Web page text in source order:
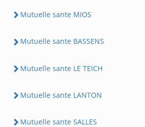
Mutuelle sante MIOS
Mutuelle sante BASSENS
Mutuelle sante LE TEICH
Mutuelle sante LANTON
Mutuelle sante SALLES